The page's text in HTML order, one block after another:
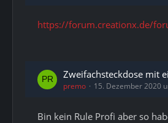
https://forum.creationx.de/
Zweifachsteckdose mit
premo 15. Dezember 2020
Bin kein Rule Profi aber so